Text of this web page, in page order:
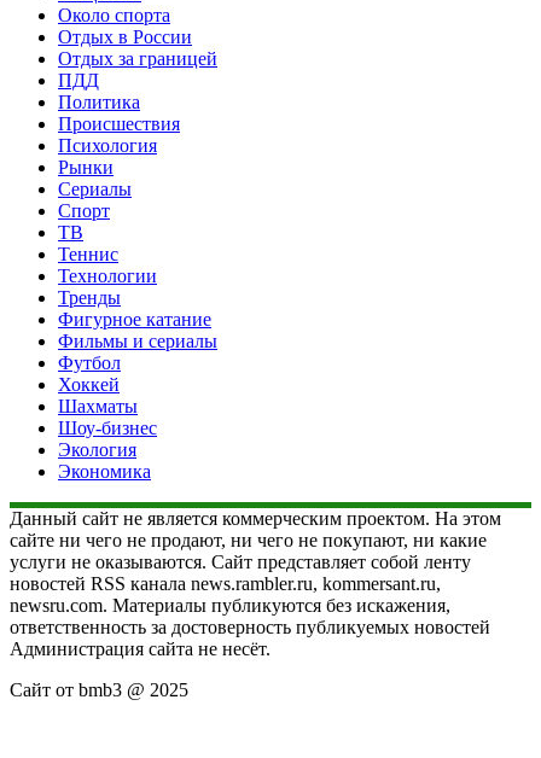
Около спорта
Отдых в России
Отдых за границей
ПДД
Политика
Происшествия
Психология
Рынки
Сериалы
Спорт
ТВ
Теннис
Технологии
Тренды
Фигурное катание
Фильмы и сериалы
Футбол
Хоккей
Шахматы
Шоу-бизнес
Экология
Экономика
Данный сайт не является коммерческим проектом. На этом
сайте ни чего не продают, ни чего не покупают, ни какие
услуги не оказываются. Сайт представляет собой ленту
новостей RSS канала news.rambler.ru, kommersant.ru,
newsru.com. Материалы публикуются без искажения,
ответственность за достоверность публикуемых новостей
Администрация сайта не несёт.
Сайт от bmb3 @ 2025